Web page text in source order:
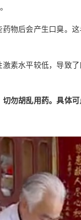
物后会产生口臭。
素水平较低，导致
勿胡乱用药。具体